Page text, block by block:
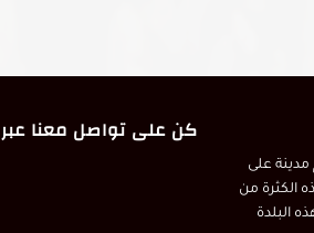
مدينة على
الكثرة من
البلدة
كن على تواصل معنا عبر